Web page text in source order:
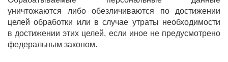
уничтожаются либо обезличиваются по достижении
целей обработки или в случае утраты необходимости
в достижении этих целей, если иное не предусмотрено
федеральным законом.